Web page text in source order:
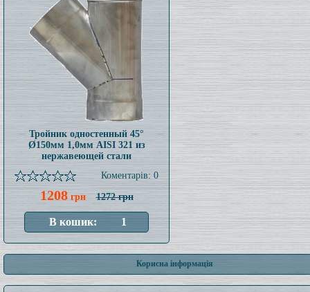
Тройник одностенный 45°
Ø150мм 1,0мм AISI 321 из
нержавеющей стали
Коментарів: 0
1208грн 1272 грн
Корисна інформація